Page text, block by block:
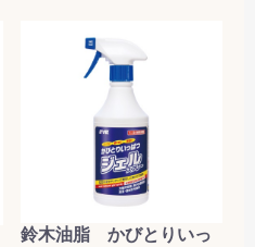
鈴木油脂 かびとりいっ